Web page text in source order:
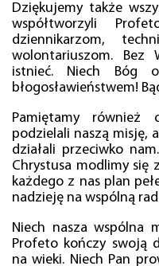
Dziękujemy także
współtworzyli
dziennikarzom,
wolontariuszom. Bez
istnieć. Niech Bóg
błogosławieństwem!
Pamiętamy
podzielali naszą misję,
działali przeciwko
Chrystusa modlimy się
każdego z nas plan
nadzieję na wspólną
Niech nasza wspólna
Profeto kończy swoją
na wieki. Niech Pan